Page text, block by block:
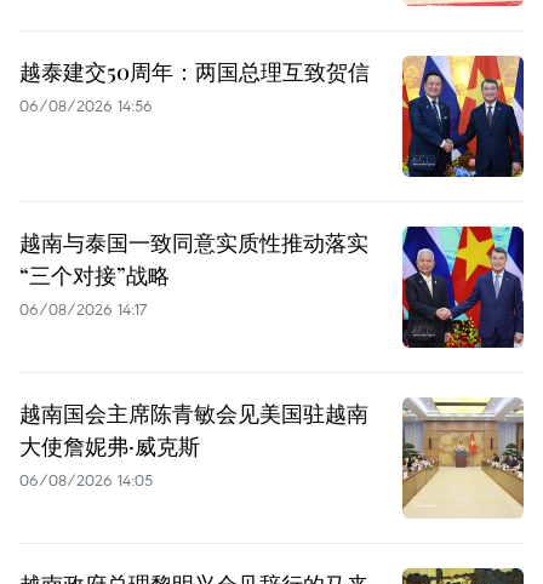
越泰建交50周年：两国总理互致贺信
06/08/2026 14:56
越南与泰国一致同意实质性推动落实
“三个对接”战略
06/08/2026 14:17
越南国会主席陈青敏会见美国驻越南
大使詹妮弗·威克斯
06/08/2026 14:05